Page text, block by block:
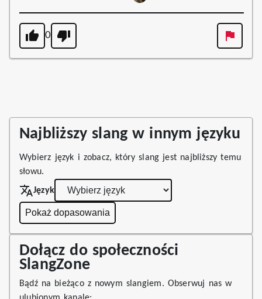
0
Najbliższy slang w innym języku
Wybierz język i zobacz, który slang jest najbliższy temu
słowu.
Język
Pokaż dopasowania
Dołącz do społeczności
SlangZone
Bądź na bieżąco z nowym slangiem. Obserwuj nas w